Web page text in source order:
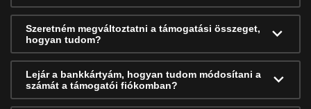
Szeretném megváltoztatni a támogatási összeget,
hogyan tudom?
Lejár a bankkártyám, hogyan tudom módosítani a
számát a támogatói fiókomban?